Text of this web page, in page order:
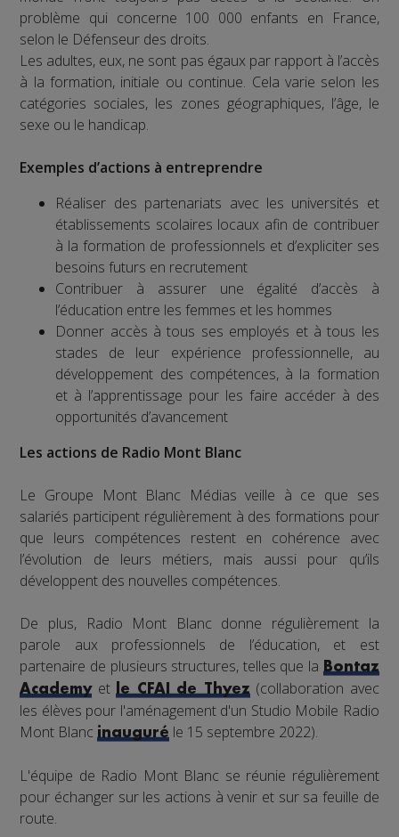
problème qui concerne 100 000 enfants en France,
selon le Défenseur des droits.
Les adultes, eux, ne sont pas égaux par rapport à l’accès
à la formation, initiale ou continue. Cela varie selon les
catégories sociales, les zones géographiques, l’âge, le
sexe ou le handicap.
Exemples d’actions à entreprendre
Réaliser des partenariats avec les universités et
établissements scolaires locaux afin de contribuer
à la formation de professionnels et d’expliciter ses
besoins futurs en recrutement
Contribuer à assurer une égalité d’accès à
l’éducation entre les femmes et les hommes
Donner accès à tous ses employés et à tous les
stades de leur expérience professionnelle, au
développement des compétences, à la formation
et à l’apprentissage pour les faire accéder à des
opportunités d’avancement
Les actions de Radio Mont Blanc
Le Groupe Mont Blanc Médias veille à ce que ses
salariés participent régulièrement à des formations pour
que leurs compétences restent en cohérence avec
l’évolution de leurs métiers, mais aussi pour qu’ils
développent des nouvelles compétences.
De plus, Radio Mont Blanc donne régulièrement la
parole aux professionnels de l’éducation, et est
partenaire de plusieurs structures, telles que la
Bontaz
Academyet le CFAI de Thyez(collaboration avec
les élèves pour l'aménagement d'un Studio Mobile Radio
Mont Blancinauguré le 15 septembre 2022).
L'équipe de Radio Mont Blanc se réunie régulièrement
pour échanger sur les actions à venir et sur sa feuille de
route.